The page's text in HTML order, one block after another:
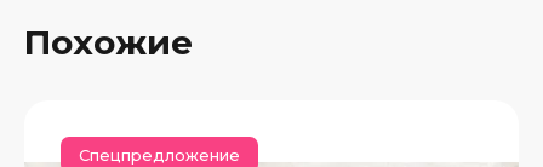
Похожие
Спецпредложение